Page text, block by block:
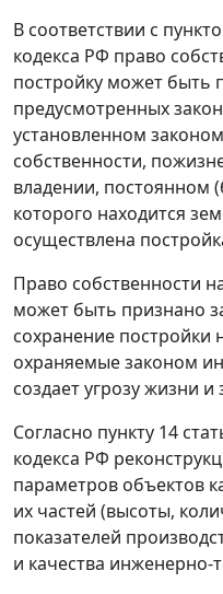
В соответствии с
кодекса РФ право
постройку может быть
предусмотренных
установленном
собственности,
владении, постоянном
которого находится
осуществлена
Право собственности
может быть признано
сохранение постройки
охраняемые законом
создает угрозу жизни
Согласно пункту 14
кодекса РФ
параметров объектов
их частей (высоты,
показателей
и качества инженерно-